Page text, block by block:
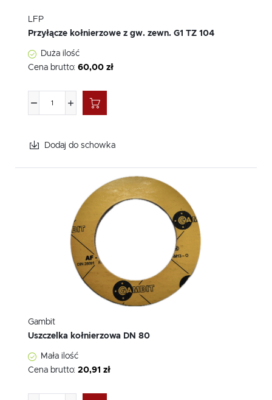
LFP
Przyłącze kołnierzowe z gw. zewn. G1 TZ 104
Duża ilość
Cena brutto: 60,00 zł
Dodaj do schowka
Gambit
Uszczelka kołnierzowa DN 80
Mała ilość
Cena brutto: 20,91 zł